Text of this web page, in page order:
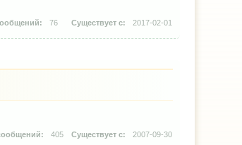
76 2017-02-01
405 2007-09-30